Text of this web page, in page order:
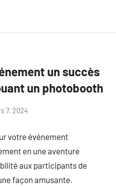
un succès
un photobooth
7, 2024
votre événement
en une aventure
aux participants de
façon amusante.